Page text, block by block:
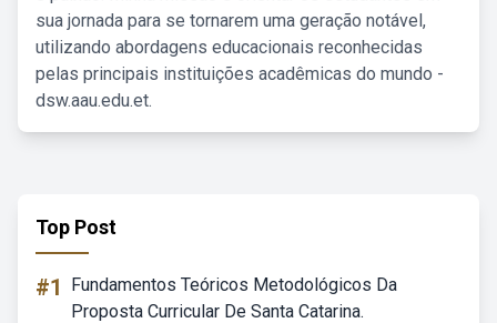
sua jornada para se tornarem uma geração notável,
utilizando abordagens educacionais reconhecidas
pelas principais instituições acadêmicas do mundo -
dsw.aau.edu.et.
Top Post
#1
Fundamentos Teóricos Metodológicos Da
Proposta Curricular De Santa Catarina.